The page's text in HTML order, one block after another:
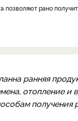
позволяют рано
ранняя
отопление и
получения